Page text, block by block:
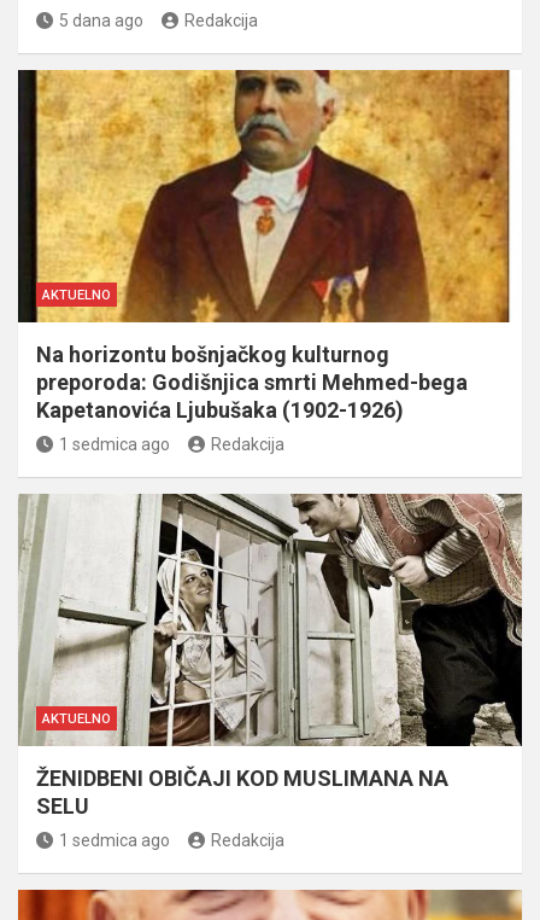
5 dana ago Redakcija
AKTUELNO
Na horizontu bošnjačkog kulturnog
preporoda: Godišnjica smrti Mehmed-bega
Kapetanovića Ljubušaka (1902-1926)
1 sedmica ago Redakcija
AKTUELNO
ŽENIDBENI OBIČAJI KOD MUSLIMANA NA
SELU
1 sedmica ago Redakcija